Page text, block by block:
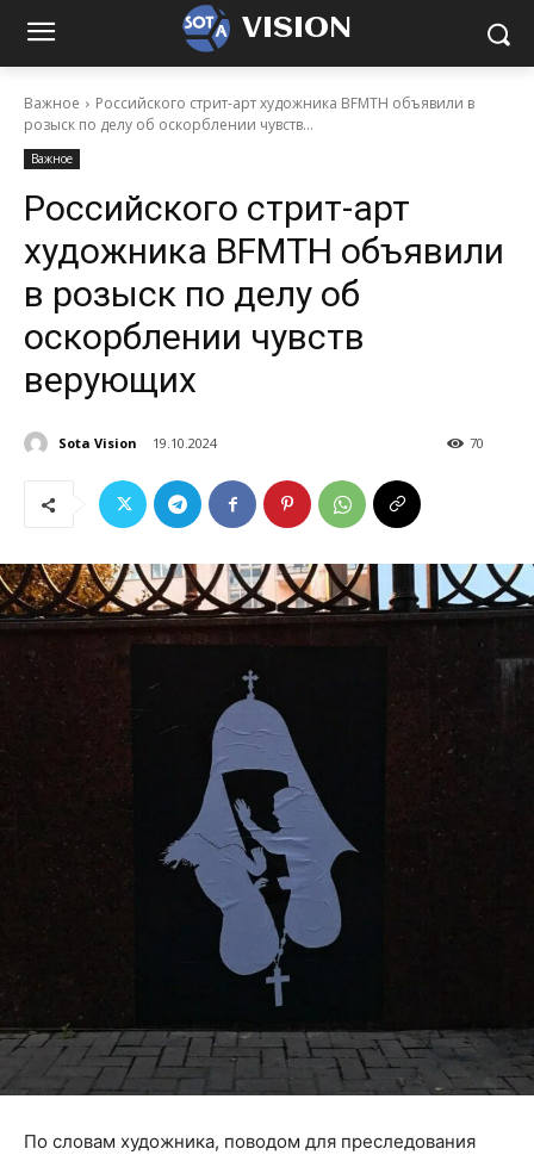
VISION
Важное
Российского стрит-арт художника BFMTH объявили в
розыск по делу об оскорблении чувств...
Важное
Российского стрит-арт
художника BFMTH объявили
в розыск по делу об
оскорблении чувств
верующих
Sota Vision 19.10.2024 70
По словам художника, поводом для преследования